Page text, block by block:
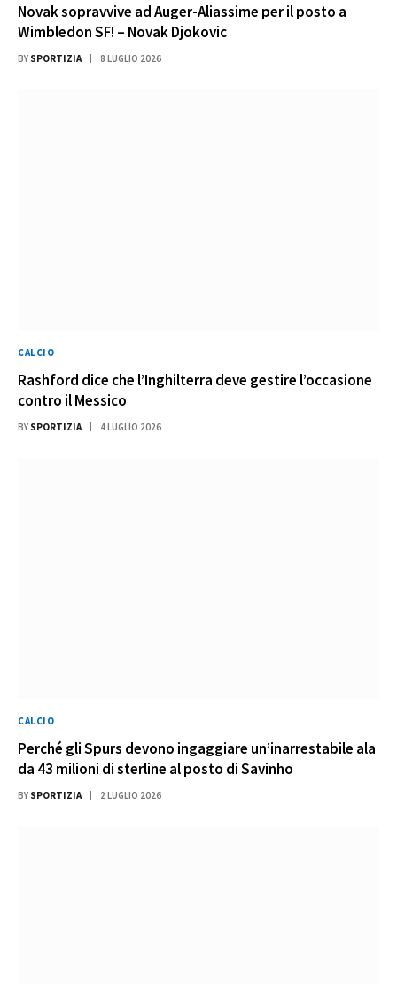
Novak sopravvive ad Auger-Aliassime per il posto a
Wimbledon SF! – Novak Djokovic
BY SPORTIZIA 8 LUGLIO 2026
CALCIO
Rashford dice che l’Inghilterra deve gestire l’occasione
contro il Messico
BY SPORTIZIA 4 LUGLIO 2026
CALCIO
Perché gli Spurs devono ingaggiare un’inarrestabile ala
da 43 milioni di sterline al posto di Savinho
BY SPORTIZIA 2 LUGLIO 2026